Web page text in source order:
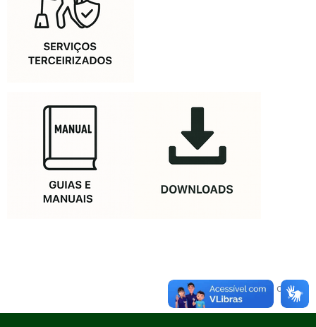
Voltar para o topo